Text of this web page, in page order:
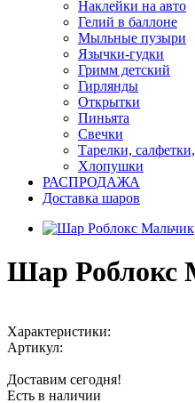
Наклейки на авто
Гелий в баллоне
Мыльные пузыри
Язычки-гудки
Гримм детский
Гирлянды
Открытки
Пиньята
Свечки
Тарелки,
Хлопушки
РАСПРОДАЖА
Доставка шаров
Шар Роблокс
Характеристики:
Артикул:
Доставим сегодня!
Есть в наличии